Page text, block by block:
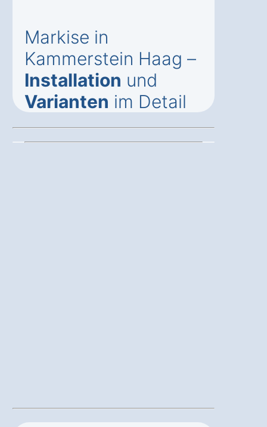
Markise in
Kammerstein Haag –
Installation und
Varianten im Detail